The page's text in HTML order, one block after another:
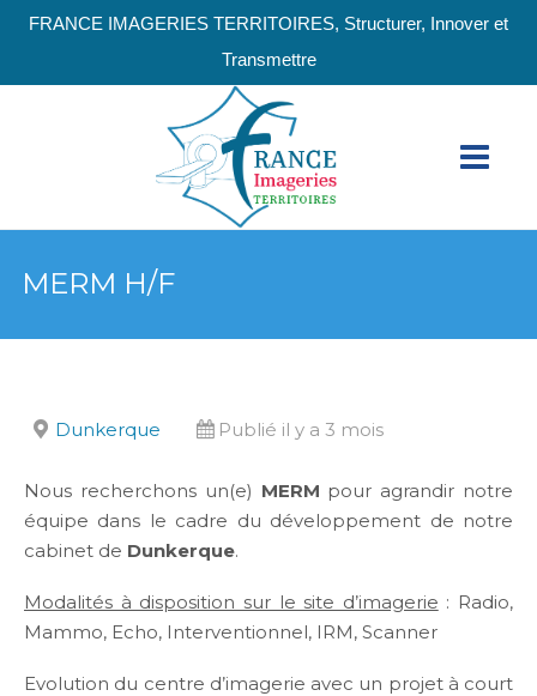
FRANCE IMAGERIES TERRITOIRES, Structurer, Innover et
Transmettre
MERM H/F
Dunkerque Publié il y a 3 mois
Nous recherchons un(e) MERM pour agrandir notre
équipe dans le cadre du développement de notre
cabinet de Dunkerque.
Modalités à disposition sur le site d’imagerie : Radio,
Mammo, Echo, Interventionnel, IRM, Scanner
Evolution du centre d’imagerie avec un projet à court